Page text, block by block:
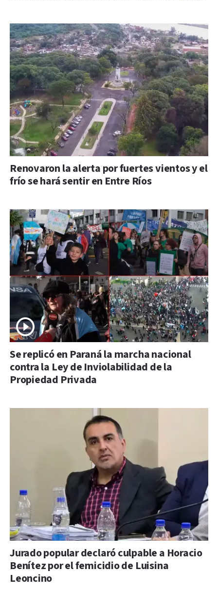
Renovaron la alerta por fuertes vientos y el
frío se hará sentir en Entre Ríos
Se replicó en Paraná la marcha nacional
contra la Ley de Inviolabilidad de la
Propiedad Privada
Jurado popular declaró culpable a Horacio
Benítez por el femicidio de Luisina
Leoncino